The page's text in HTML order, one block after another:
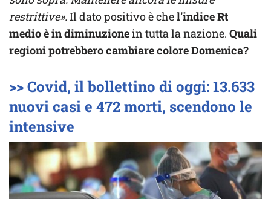
restrittive».Il dato positivo è chel’indice Rt
medio è in diminuzionein tutta la nazione. Quali
regioni potrebbero cambiare colore Domenica?
>> Covid, il bollettino di oggi: 13.633
nuovi casi e 472 morti, scendono le
intensive